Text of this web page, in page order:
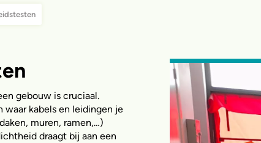
gebouw is cruciaal.
waar kabels en leidingen je
muren, ramen,…)
draagt bij aan een